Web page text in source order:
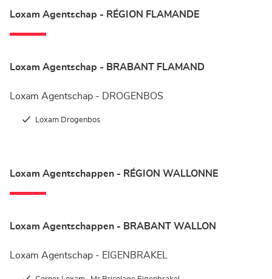
Loxam Agentschap - RÉGION FLAMANDE
Loxam Agentschap - BRABANT FLAMAND
Loxam Agentschap - DROGENBOS
Loxam Drogenbos
Loxam Agentschappen - RÉGION WALLONNE
Loxam Agentschappen - BRABANT WALLON
Loxam Agentschap - EIGENBRAKEL